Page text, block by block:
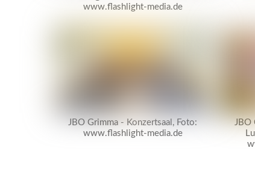
www.flashlight-media.de
JBO Grimma - Konzertsaal, Foto:
www.flashlight-media.de
JBO